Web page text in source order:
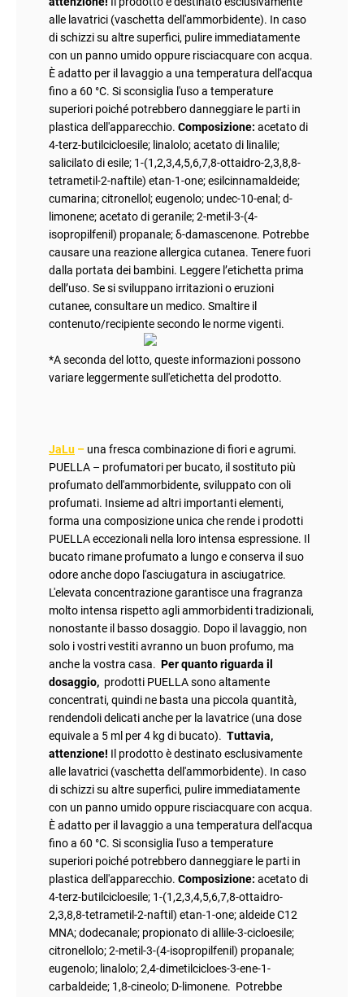
alle lavatrici (vaschetta dell'ammorbidente). In caso
di schizzi su altre superfici, pulire immediatamente
con un panno umido oppure risciacquare con acqua.
È adatto per il lavaggio a una temperatura dell'acqua
fino a 60 °C. Si sconsiglia l'uso a temperature
superiori poiché potrebbero danneggiare le parti in
plastica dell'apparecchio. Composizione: acetato di
4-terz-butilcicloesile; linalolo; acetato di linalile;
salicilato di esile; 1-(1,2,3,4,5,6,7,8-ottaidro-2,3,8,8-
tetrametil-2-naftile) etan-1-one; esilcinnamaldeide;
cumarina; citronellol; eugenolo; undec-10-enal; d-
limonene; acetato di geranile; 2-metil-3-(4-
isopropilfenil) propanale; δ-damascenone. Potrebbe
causare una reazione allergica cutanea. Tenere fuori
dalla portata dei bambini. Leggere l’etichetta prima
dell’uso. Se si sviluppano irritazioni o eruzioni
cutanee, consultare un medico. Smaltire il
contenuto/recipiente secondo le norme vigenti.
*A seconda del lotto, queste informazioni possono
variare leggermente sull'etichetta del prodotto.
JaLu – una fresca combinazione di fiori e agrumi.
PUELLA – profumatori per bucato, il sostituto più
profumato dell'ammorbidente, sviluppato con oli
profumati. Insieme ad altri importanti elementi,
forma una composizione unica che rende i prodotti
PUELLA eccezionali nella loro intensa espressione. Il
bucato rimane profumato a lungo e conserva il suo
odore anche dopo l'asciugatura in asciugatrice.
L'elevata concentrazione garantisce una fragranza
molto intensa rispetto agli ammorbidenti tradizionali,
nonostante il basso dosaggio. Dopo il lavaggio, non
solo i vostri vestiti avranno un buon profumo, ma
anche la vostra casa. Per quanto riguarda il
dosaggio, prodotti PUELLA sono altamente
concentrati, quindi ne basta una piccola quantità,
rendendoli delicati anche per la lavatrice (una dose
equivale a 5 ml per 4 kg di bucato). Tuttavia,
attenzione! Il prodotto è destinato esclusivamente
alle lavatrici (vaschetta dell'ammorbidente). In caso
di schizzi su altre superfici, pulire immediatamente
con un panno umido oppure risciacquare con acqua.
È adatto per il lavaggio a una temperatura dell'acqua
fino a 60 °C. Si sconsiglia l'uso a temperature
superiori poiché potrebbero danneggiare le parti in
plastica dell'apparecchio. Composizione: acetato di
4-terz-butilcicloesile; 1-(1,2,3,4,5,6,7,8-ottaidro-
2,3,8,8-tetrametil-2-naftil) etan-1-one; aldeide C12
MNA; dodecanale; propionato di allile-3-cicloesile;
citronellolo; 2-metil-3-(4-isopropilfenil) propanale;
eugenolo; linalolo; 2,4-dimetilcicloes-3-ene-1-
carbaldeide; 1,8-cineolo; D-limonene. Potrebbe